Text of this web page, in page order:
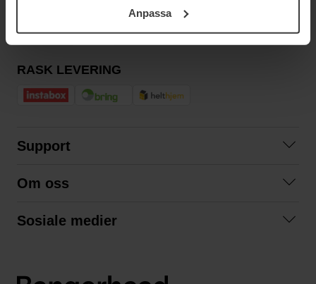
samt vår Integritetspolicy.Anpassa
RASK LEVERING
Support
Kjøpsvilkår
Om oss
Sosiale medier